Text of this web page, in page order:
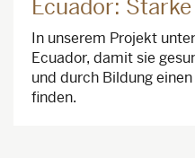
Ecuador:
In unserem Projekt
Ecuador, damit sie
und durch Bildung
finden.